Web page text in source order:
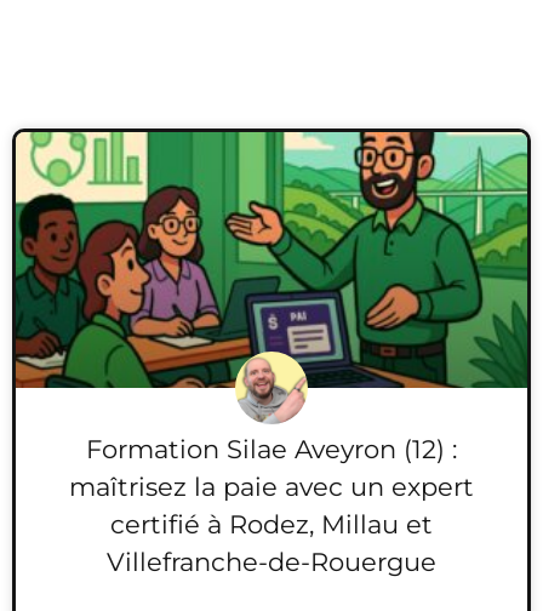
Formation Silae Aveyron (12) :
maîtrisez la paie avec un expert
certifié à Rodez, Millau et
Villefranche-de-Rouergue